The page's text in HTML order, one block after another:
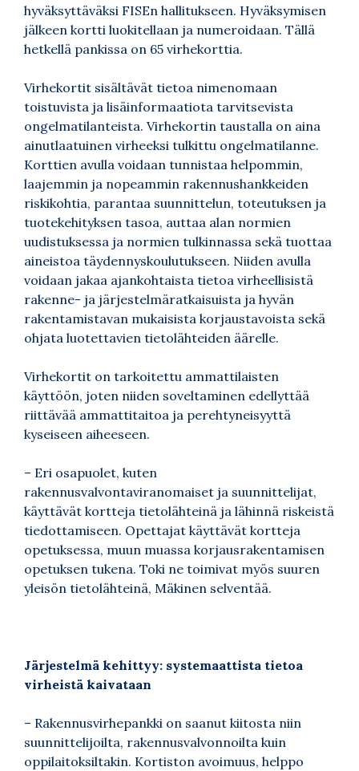
hyväksyttäväksi FISEn hallitukseen. Hyväksymisen
jälkeen kortti luokitellaan ja numeroidaan. Tällä
hetkellä pankissa on 65 virhekorttia.
Virhekortit sisältävät tietoa nimenomaan
toistuvista ja lisäinformaatiota tarvitsevista
ongelmatilanteista. Virhekortin taustalla on aina
ainutlaatuinen virheeksi tulkittu ongelmatilanne.
Korttien avulla voidaan tunnistaa helpommin,
laajemmin ja nopeammin rakennushankkeiden
riskikohtia, parantaa suunnittelun, toteutuksen ja
tuotekehityksen tasoa, auttaa alan normien
uudistuksessa ja normien tulkinnassa sekä tuottaa
aineistoa täydennyskoulutukseen. Niiden avulla
voidaan jakaa ajankohtaista tietoa virheellisistä
rakenne- ja järjestelmäratkaisuista ja hyvän
rakentamistavan mukaisista korjaustavoista sekä
ohjata luotettavien tietolähteiden äärelle.
Virhekortit on tarkoitettu ammattilaisten
käyttöön, joten niiden soveltaminen edellyttää
riittävää ammattitaitoa ja perehtyneisyyttä
kyseiseen aiheeseen.
– Eri osapuolet, kuten
rakennusvalvontaviranomaiset ja suunnittelijat,
käyttävät kortteja tietolähteinä ja lähinnä riskeistä
tiedottamiseen. Opettajat käyttävät kortteja
opetuksessa, muun muassa korjausrakentamisen
opetuksen tukena. Toki ne toimivat myös suuren
yleisön tietolähteinä, Mäkinen selventää.
Järjestelmä kehittyy: systemaattista tietoa
virheistä kaivataan
– Rakennusvirhepankki on saanut kiitosta niin
suunnittelijoilta, rakennusvalvonnoilta kuin
oppilaitoksiltakin. Kortiston avoimuus, helppo